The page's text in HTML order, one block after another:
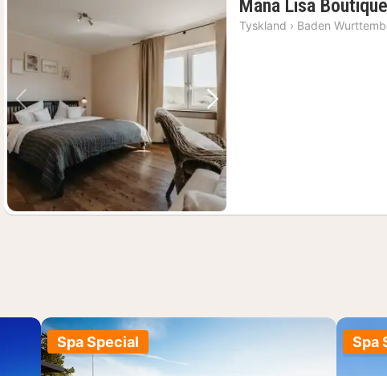
Forrige bilde Neste bilde
Mana Lisa
Tyskland › Baden
Spa Special Spa